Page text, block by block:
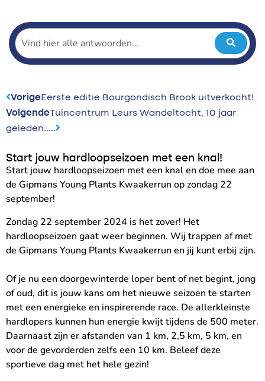
VorigeEerste editie Bourgondisch Brook uitverkocht!
VolgendeTuincentrum Leurs Wandeltocht, 10 jaar
geleden…..
Start jouw hardloopseizoen met een knal!
Start jouw hardloopseizoen met een knal en doe mee aan
de Gipmans Young Plants Kwaakerrun op zondag 22
september!
Zondag 22 september 2024 is het zover! Het
hardloopseizoen gaat weer beginnen. Wij trappen af met
de Gipmans Young Plants Kwaakerrun en jij kunt erbij zijn.
Of je nu een doorgewinterde loper bent of net begint, jong
of oud, dit is jouw kans om het nieuwe seizoen te starten
met een energieke en inspirerende race. De allerkleinste
hardlopers kunnen hun energie kwijt tijdens de 500 meter.
Daarnaast zijn er afstanden van 1 km, 2,5 km, 5 km, en
voor de gevorderden zelfs een 10 km. Beleef deze
sportieve dag met het hele gezin!